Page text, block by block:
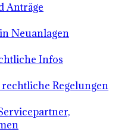
Anträge
Neuanlagen
Infos
Regelungen